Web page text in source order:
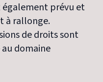
prévu et
à rallonge.
de droits sont
domaine